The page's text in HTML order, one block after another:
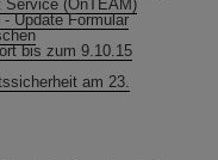
Service (OnTEAM)
Update Formular
bis zum 9.10.15
am 23.